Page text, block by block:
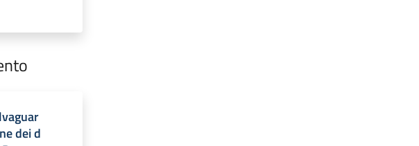
dei d